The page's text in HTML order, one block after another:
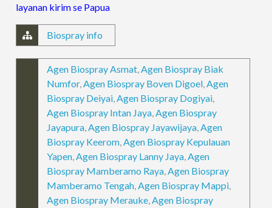
layanan kirim se Papua
Biospray info
Agen Biospray Asmat,Agen Biospray Biak
Numfor,Agen Biospray Boven Digoel,Agen
Biospray Deiyai,Agen Biospray Dogiyai,
Agen Biospray Intan Jaya,Agen Biospray
Jayapura,Agen Biospray Jayawijaya,Agen
Biospray Keerom,Agen Biospray Kepulauan
Yapen,Agen Biospray Lanny Jaya,Agen
Biospray Mamberamo Raya,Agen Biospray
Mamberamo Tengah,Agen Biospray Mappi,
Agen Biospray Merauke,Agen Biospray